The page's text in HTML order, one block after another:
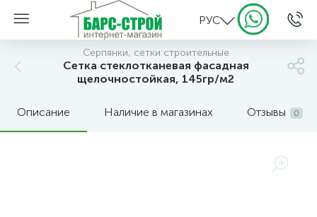
РУС
Серпянки, сетки строительные
Сетка стеклотканевая фасадная
щелочностойкая, 145гр/м2
Описание Наличие в магазинах Отзывы 0